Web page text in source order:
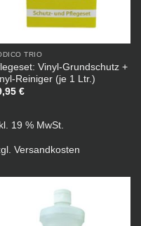
TRIO
Vinyl-Grundschutz +
Reiniger (je 1 Ltr.)
€
19 % MwSt.
Versandkosten